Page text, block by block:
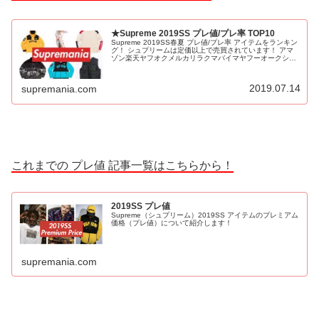
★Supreme 2019SS プレ値/プレ率 TOP10
Supreme 2019SS春夏 プレ値/プレ率 アイテムをランキン
グ！ シュプリームは定価以上で売買されています！ アマ
ゾン楽天ヤフオクメルカリラクマバイマヤフーオークショ
supremania.com 2019.07.14
これまでの プレ値 記事一覧はこちらから！
2019SS プレ値
Supreme（シュプリーム）2019SS アイテムのプレミアム
価格（プレ値）について紹介します！
supremania.com